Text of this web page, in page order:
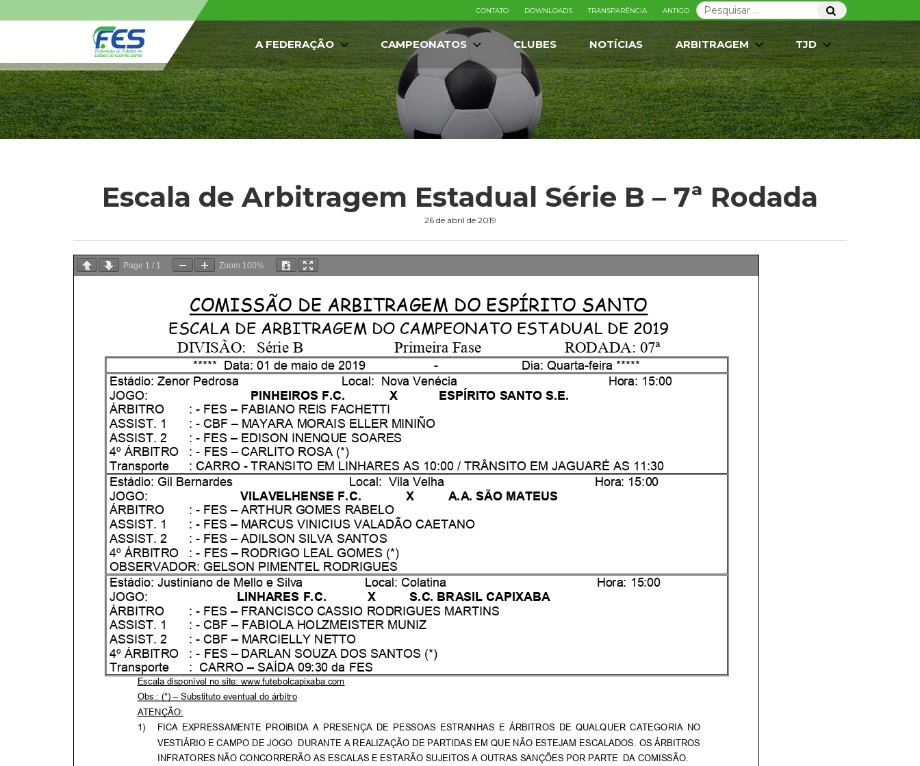
Pesquisar
por:
Pesquisar
CONTATO DOWNLOADS TRANSPARÊNCIA ANTIGO
A FEDERAÇÃO CAMPEONATOS CLUBES NOTÍCIAS ARBITRAGEM TJD
Escala de Arbitragem Estadual Série B – 7ª Rodada
26 de abril de 2019
Page 1 / 1 Zoom 100%